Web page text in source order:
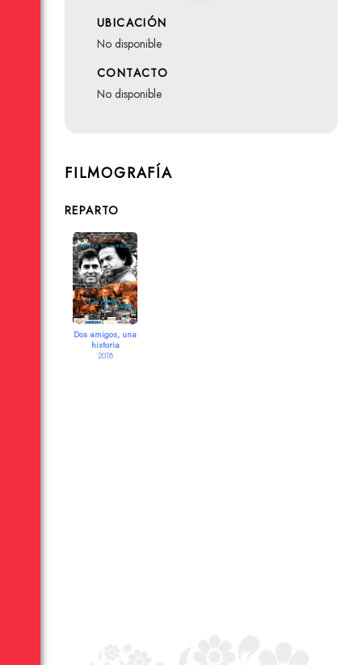
UBICACIÓN
no disponible
CONTACTO
no disponible
FILMOGRAFÍA
REPARTO
Dos amigos, una
historia
2018